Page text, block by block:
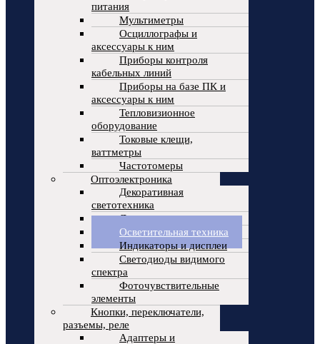
питания
Мультиметры
Осциллографы и
аксессуары к ним
Приборы контроля
кабельных линий
Приборы на базе ПК и
аксессуары к ним
Тепловизионное
оборудование
Токовые клещи,
ваттметры
Частотомеры
Оптоэлектроника
Декоративная
светотехника
Лазерные излучатели
Осветительная техника
Индикаторы и дисплеи
Светодиоды видимого
спектра
Фоточувствительные
элементы
Кнопки, переключатели,
разъемы, реле
Адаптеры и